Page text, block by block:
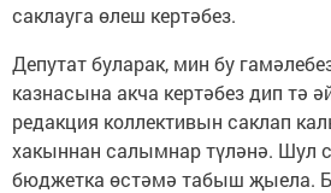
саклауга өлеш кертәбез.
Депутат буларак, мин бу
казнасына акча кертәбез дип тә
редакция коллективын саклап
хакыннан салымнар түләнә. Шул
бюджетка өстәмә табыш җыела.